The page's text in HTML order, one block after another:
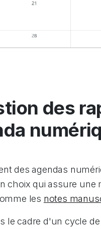
des
des agendas
choix qui assure une
les notes
le cadre d'un cycle